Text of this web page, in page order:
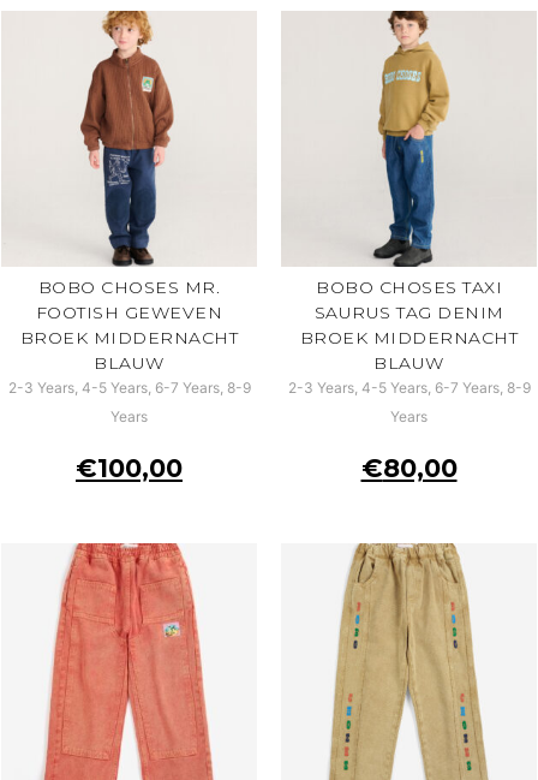
BOBO CHOSES MR.
FOOTISH GEWEVEN
BROEK MIDDERNACHT
BLAUW
2-3 Years, 4-5 Years, 6-7 Years, 8-9
Years
€100,00
BOBO CHOSES TAXI
SAURUS TAG DENIM
BROEK MIDDERNACHT
BLAUW
2-3 Years, 4-5 Years, 6-7 Years, 8-9
Years
€80,00